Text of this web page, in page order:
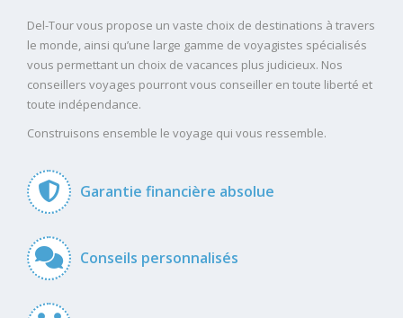
Del-Tour vous propose un vaste choix de destinations à travers
le monde, ainsi qu’une large gamme de voyagistes spécialisés
vous permettant un choix de vacances plus judicieux. Nos
conseillers voyages pourront vous conseiller en toute liberté et
toute indépendance.
Construisons ensemble le voyage qui vous ressemble.
Garantie financière absolue
Conseils personnalisés